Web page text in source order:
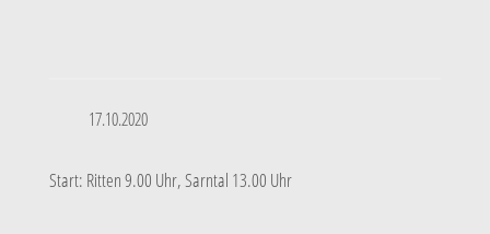
17.10.2020
Start: Ritten 9.00 Uhr, Sarntal 13.00 Uhr